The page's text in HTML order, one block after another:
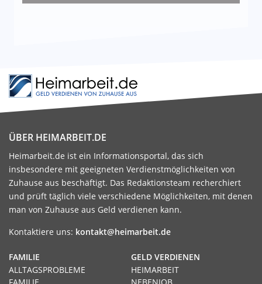
ÜBER HEIMARBEIT.DE
Heimarbeit.de ist ein Informationsportal, das sich
insbesondere mit geeigneten Verdienstmöglichkeiten von
Zuhause aus beschäftigt. Das Redaktionsteam recherchiert
und prüft täglich viele verschiedene Möglichkeiten, mit denen
man von Zuhause aus Geld verdienen kann.
Kontaktiere uns: kontakt@heimarbeit.de
GELD VERDIENEN
HEIMARBEIT
FAMILIE
ALLTAGSPROBLEME